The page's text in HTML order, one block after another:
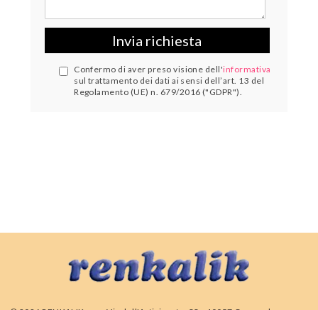
Confermo di aver preso visione dell'informativa
sul trattamento dei dati ai sensi dell’art. 13 del
Regolamento (UE) n. 679/2016 ("GDPR").